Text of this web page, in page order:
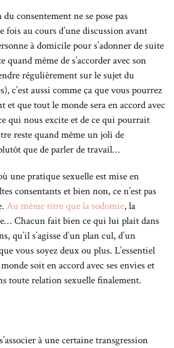
consentement ne se pose pas
fois au cours d’une discussion avant
à domicile pour s’adonner de suite
quand même de s’accorder avec son
régulièrement sur le sujet du
c’est aussi comme ça que vous pourrez
et que tout le monde sera en accord avec
qui nous excite et de ce qui pourrait
reste quand même un joli de
que de parler de travail…
une pratique sexuelle est mise en
consentants et bien non, ce n’est pas
Au même titre que la sodomie, la
Chacun fait bien ce qui lui plait dans
qu’il s’agisse d’un plan cul, d’un
vous soyez deux ou plus. L’essentiel
soit en accord avec ses envies et
toute relation sexuelle finalement.
à une certaine transgression